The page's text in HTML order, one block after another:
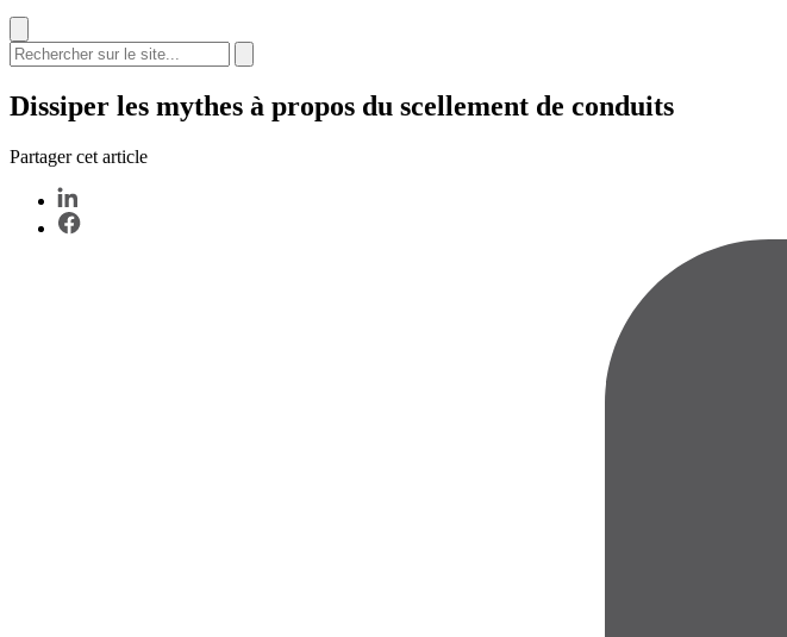
Dissiper les mythes à propos du scellement de conduits
Partager cet article